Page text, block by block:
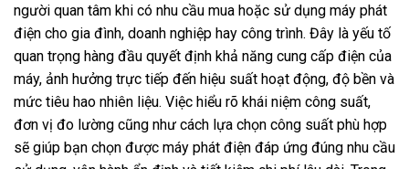
người quan tâm khi có nhu cầu mua hoặc sử dụng máy phát
điện cho gia đình, doanh nghiệp hay công trình. Đây là yếu tố
quan trọng hàng đầu quyết định khả năng cung cấp điện của
máy, ảnh hưởng trực tiếp đến hiệu suất hoạt động, độ bền và
mức tiêu hao nhiên liệu. Việc hiểu rõ khái niệm công suất,
đơn vị đo lường cũng như cách lựa chọn công suất phù hợp
sẽ giúp bạn chọn được máy phát điện đáp ứng đúng nhu cầu